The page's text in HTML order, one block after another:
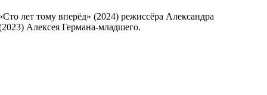
лет тому вперёд» (2024) режиссёра Александра
Алексея Германа-младшего.